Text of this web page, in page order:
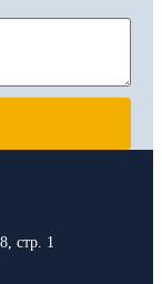
стр. 1